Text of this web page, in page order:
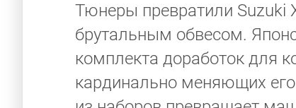
Тюнеры превратили Suzuki
брутальным обвесом.
комплекта доработок для
кардинально меняющих